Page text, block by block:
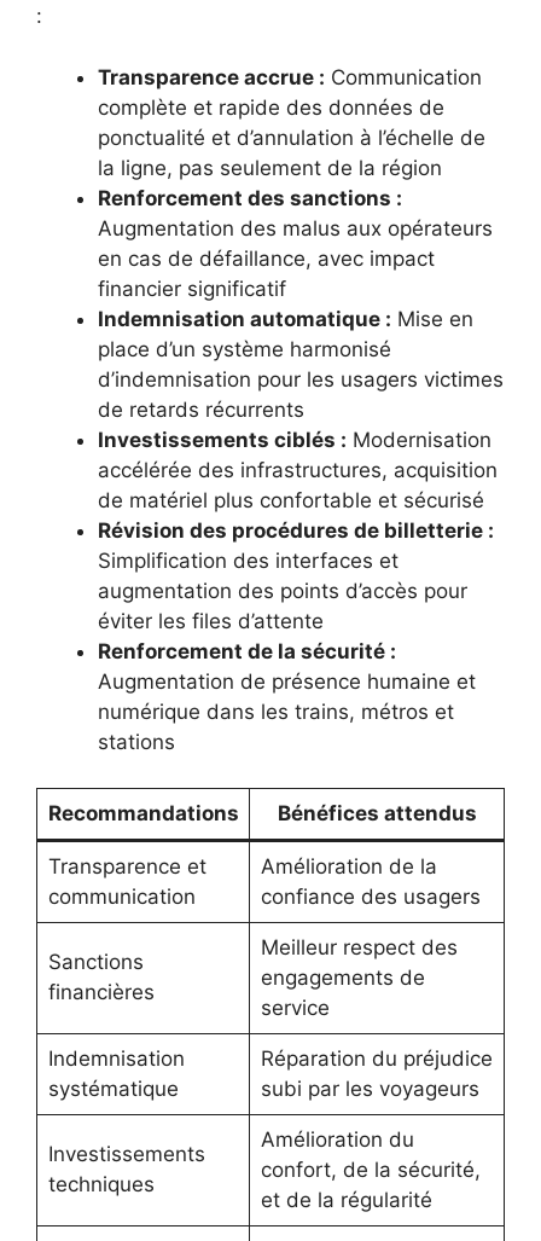
:
Transparence accrue : Communication
complète et rapide des données de
ponctualité et d’annulation à l’échelle de
la ligne, pas seulement de la région
Renforcement des sanctions :
Augmentation des malus aux opérateurs
en cas de défaillance, avec impact
financier significatif
Indemnisation automatique : Mise en
place d’un système harmonisé
d’indemnisation pour les usagers victimes
de retards récurrents
Investissements ciblés : Modernisation
accélérée des infrastructures, acquisition
de matériel plus confortable et sécurisé
Révision des procédures de billetterie :
Simplification des interfaces et
augmentation des points d’accès pour
éviter les files d’attente
Renforcement de la sécurité :
Augmentation de présence humaine et
numérique dans les trains, métros et
stations
Recommandations Bénéfices attendus
Transparence et
communication
Amélioration de la
confiance des usagers
Sanctions
financières
Meilleur respect des
engagements de
service
Indemnisation
systématique
Réparation du préjudice
subi par les voyageurs
Investissements
techniques
Amélioration du
confort, de la sécurité,
et de la régularité